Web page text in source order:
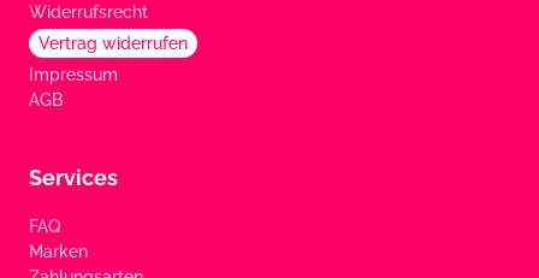
Widerrufsrecht
Vertrag widerrufen
Impressum
AGB
Services
FAQ
Marken